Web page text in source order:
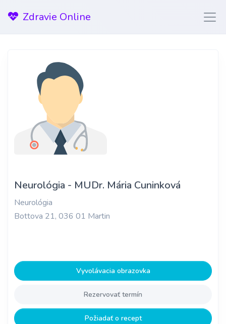
Zdravie Online
Neurológia - MUDr. Mária Cuninková
Neurológia
Bottova 21, 036 01 Martin
Vyvolávacia obrazovka
Rezervovať termín
Požiadať o recept